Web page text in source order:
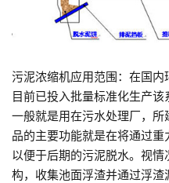
污泥浓缩机应用范围：在国内
目前已投入批量标准化生产该
一般就是用在污水处理厂，
品的主要功能就是在将通过重
以便于后期的污泥脱水。 视情
构，收集池面浮渣并通过浮渣